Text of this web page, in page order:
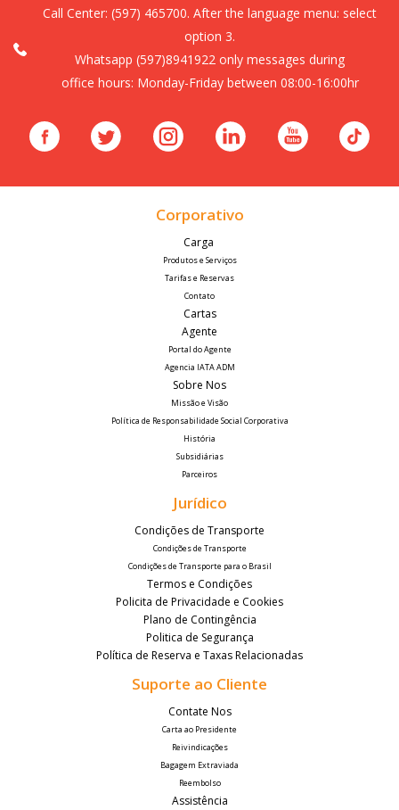
Call Center: (597) 465700. After the language menu: select
option 3.
Whatsapp (597)8941922 only messages during
office hours: Monday-Friday between 08:00-16:00hr
Corporativo
Carga
Produtos e Serviços
Tarifas e Reservas
Contato
Cartas
Agente
Portal do Agente
Agencia IATA ADM
Sobre Nos
Missão e Visão
Política de Responsabilidade Social Corporativa
História
Subsidiárias
Parceiros
Jurídico
Condições de Transporte
Condições de Transporte
Condições de Transporte para o Brasil
Termos e Condições
Policita de Privacidade e Cookies
Plano de Contingência
Politica de Segurança
Política de Reserva e Taxas Relacionadas
Suporte ao Cliente
Contate Nos
Carta ao Presidente
Reivindicações
Bagagem Extraviada
Reembolso
Assistência